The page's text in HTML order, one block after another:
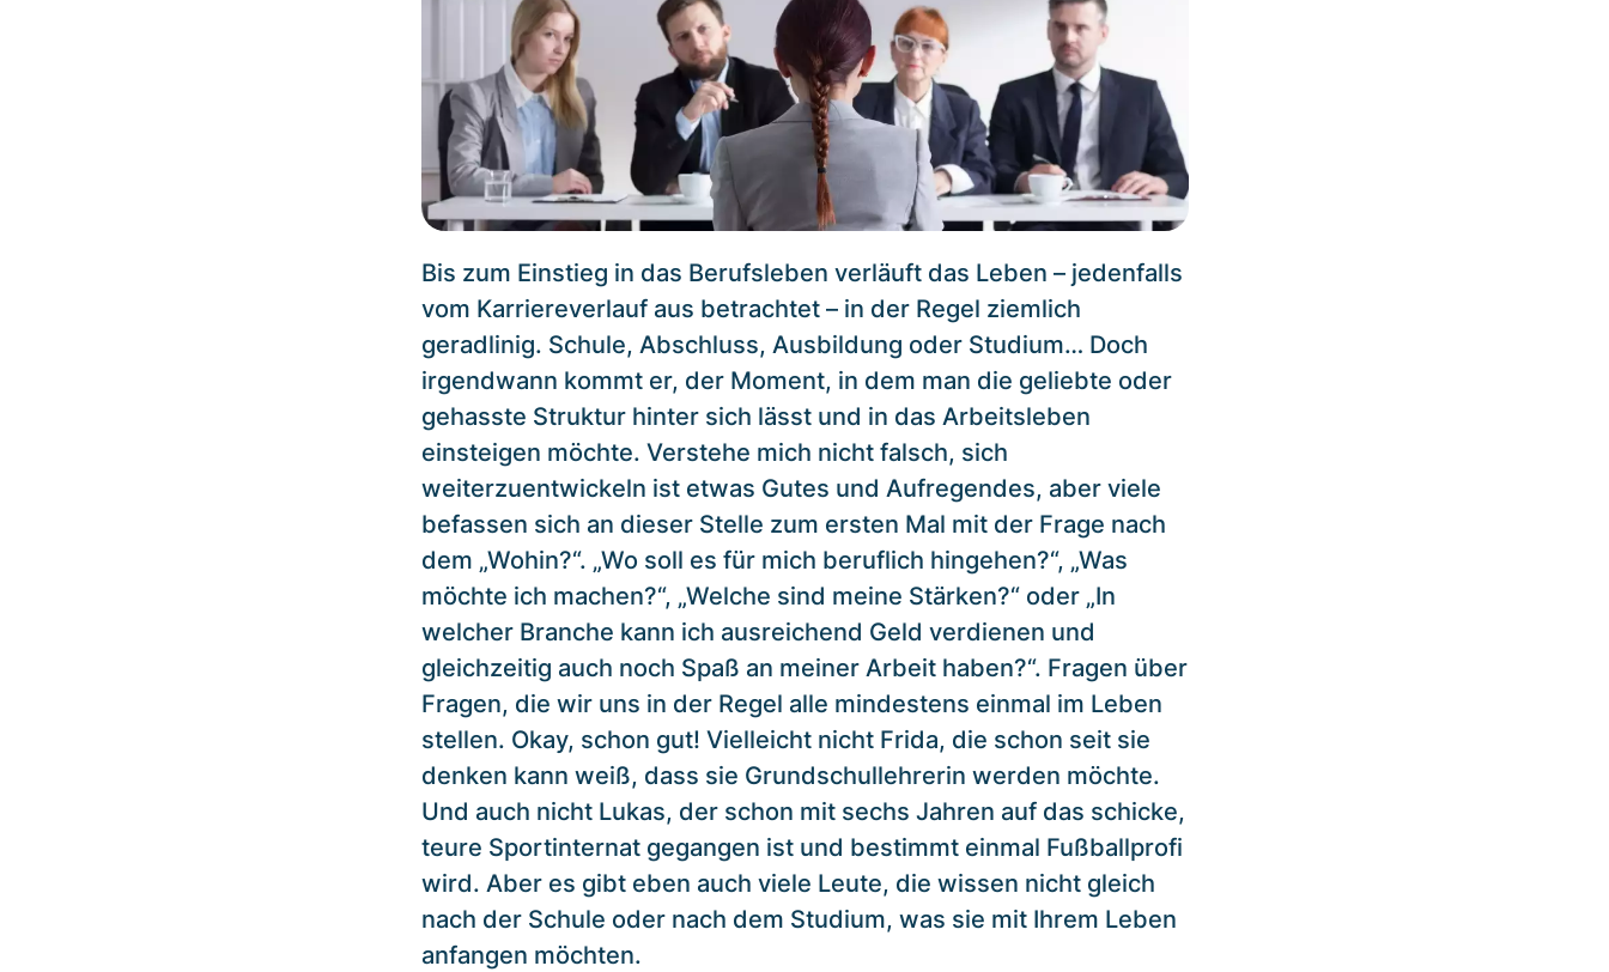
Bis zum Einstieg in das Berufsleben verläuft das Leben – jedenfalls
vom Karriereverlauf aus betrachtet – in der Regel ziemlich
geradlinig. Schule, Abschluss, Ausbildung oder Studium… Doch
irgendwann kommt er, der Moment, in dem man die geliebte oder
gehasste Struktur hinter sich lässt und in das Arbeitsleben
einsteigen möchte. Verstehe mich nicht falsch, sich
weiterzuentwickeln ist etwas Gutes und Aufregendes, aber viele
befassen sich an dieser Stelle zum ersten Mal mit der Frage nach
dem „Wohin?“. „Wo soll es für mich beruflich hingehen?“, „Was
möchte ich machen?“, „Welche sind meine Stärken?“ oder „In
welcher Branche kann ich ausreichend Geld verdienen und
gleichzeitig auch noch Spaß an meiner Arbeit haben?“. Fragen über
Fragen, die wir uns in der Regel alle mindestens einmal im Leben
stellen. Okay, schon gut! Vielleicht nicht Frida, die schon seit sie
denken kann weiß, dass sie Grundschullehrerin werden möchte.
Und auch nicht Lukas, der schon mit sechs Jahren auf das schicke,
teure Sportinternat gegangen ist und bestimmt einmal Fußballprofi
wird. Aber es gibt eben auch viele Leute, die wissen nicht gleich
nach der Schule oder nach dem Studium, was sie mit Ihrem Leben
anfangen möchten.